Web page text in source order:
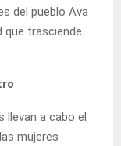
del pueblo Ava
que trasciende
llevan a cabo el
mujeres